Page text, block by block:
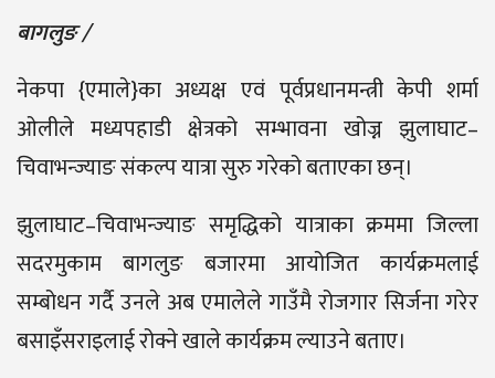
बागलुङ /
नेकपा {एमाले}का अध्यक्ष एवं पूर्वप्रधानमन्त्री केपी शर्मा
ओलीले मध्यपहाडी क्षेत्रको सम्भावना खोज्न झुलाघाट–
चिवाभन्ज्याङ संकल्प यात्रा सुरु गरेको बताएका छन्।
झुलाघाट–चिवाभन्ज्याङ समृद्धिको यात्राका क्रममा जिल्ला
सदरमुकाम बागलुङ बजारमा आयोजित कार्यक्रमलाई
सम्बोधन गर्दै उनले अब एमालेले गाउँमै रोजगार सिर्जना गरेर
बसाइँसराइलाई रोक्ने खाले कार्यक्रम ल्याउने बताए।